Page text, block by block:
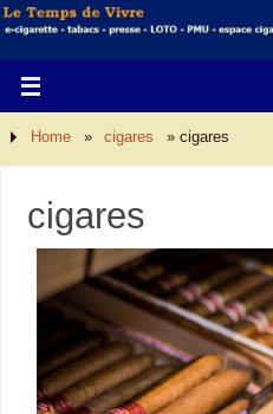
Home » cigares » cigares
cigares